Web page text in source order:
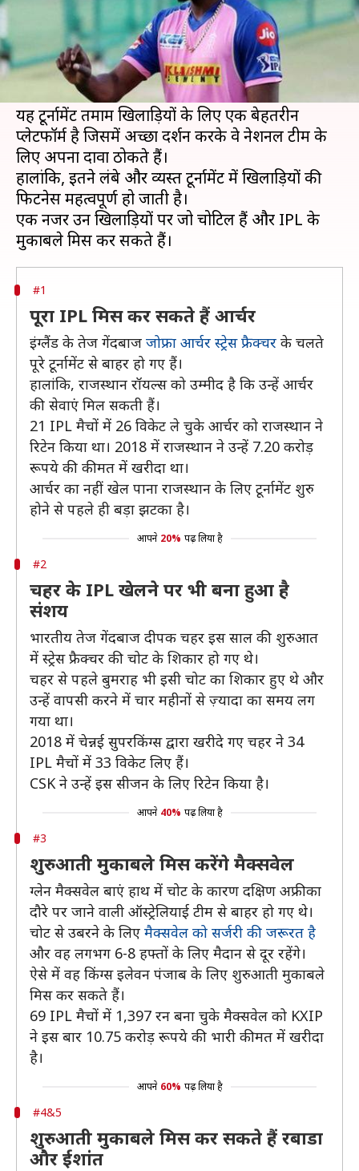
इंडियन प्रीमियर लीग (IPL) का 13वां सीजन 29 मार्च से
शुरु हो रहा है और लगभग दो महीने तक क्रिकेट फैंस का
रोमांच चरम पर रहेगा।
यह टूर्नामेंट तमाम खिलाड़ियों के लिए एक बेहतरीन
प्लेटफॉर्म है जिसमें अच्छा प्रदर्शन करके वे नेशनल टीम के
लिए अपना दावा ठोकते हैं।
हालांकि, इतने लंबे और व्यस्त टूर्नामेंट में खिलाड़ियों की
फिटनेस महत्वपूर्ण हो जाती है।
एक नजर उन खिलाड़ियों पर जो चोटिल हैं और IPL के
#1
पूरा IPL मिस कर सकते हैं आर्चर
इंग्लैंड के तेज गेंदबाज जोफ्रा आर्चर स्ट्रेस फ्रैक्चर के चलते
पूरे टूर्नामेंट से बाहर हो गए हैं।
हालांकि, राजस्थान रॉयल्स को उम्मीद है कि उन्हें आर्चर
की सेवाएं मिल सकती हैं।
21 IPL मैचों में 26 विकेट ले चुके आर्चर को राजस्थान ने
रिटेन किया था। 2018 में राजस्थान ने उन्हें 7.20 करोड़
रूपये की कीमत में खरीदा था।
आर्चर का नहीं खेल पाना राजस्थान के लिए टूर्नामेंट शुरु
होने से पहले ही बड़ा झटका है।
आपने 20% पढ़ लिया है
#2
चहर के IPL खेलने पर भी बना हुआ है
संशय
भारतीय तेज गेंदबाज दीपक चहर इस साल की शुरुआत
में स्ट्रेस फ्रैक्चर की चोट के शिकार हो गए थे।
चहर से पहले बुमराह भी इसी चोट का शिकार हुए थे और
उन्हें वापसी करने में चार महीनों से ज़्यादा का समय लग
गया था।
2018 में चेन्नई सुपरकिंग्स द्वारा खरीदे गए चहर ने 34
IPL मैचों में 33 विकेट लिए हैं।
CSK ने उन्हें इस सीजन के लिए रिटेन किया है।
आपने 40% पढ़ लिया है
#3
शुरुआती मुकाबले मिस करेंगे मैक्सवेल
ग्लेन मैक्सवेल बाएं हाथ में चोट के कारण दक्षिण अफ्रीका
दौरे पर जाने वाली ऑस्ट्रेलियाई टीम से बाहर हो गए थे।
चोट से उबरने के लिए मैक्सवेल को सर्जरी की जरूरत है
और वह लगभग 6-8 हफ्तों के लिए मैदान से दूर रहेंगे।
ऐसे में वह किंग्स इलेवन पंजाब के लिए शुरुआती मुकाबले
मिस कर सकते हैं।
69 IPL मैचों में 1,397 रन बना चुके मैक्सवेल को KXIP
ने इस बार 10.75 करोड़ रूपये की भारी कीमत में खरीदा
है।
आपने 60% पढ़ लिया है
#4&5
शुरुआती मुकाबले मिस कर सकते हैं रबाडा
और ईशांत